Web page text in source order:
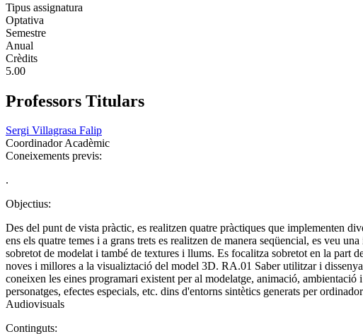
Tipus assignatura
Optativa
Semestre
Anual
Crèdits
5.00
Professors Titulars
Sergi Villagrasa Falip
Coordinador Acadèmic
Coneixements previs:
.
Objectius:
Des del punt de vista pràctic, es realitzen quatre pràctiques que implementen
ens els quatre temes i a grans trets es realitzen de manera seqüencial, es veu
sobretot de modelat i també de textures i llums. Es focalitza sobretot en la part
noves i millores a la visualiztació del model 3D. RA.01 Saber utilitzar i
coneixen les eines programari existent per al modelatge, animació,
personatges, efectes especials, etc. dins d'entorns sintètics generats per
Audiovisuals
Continguts: